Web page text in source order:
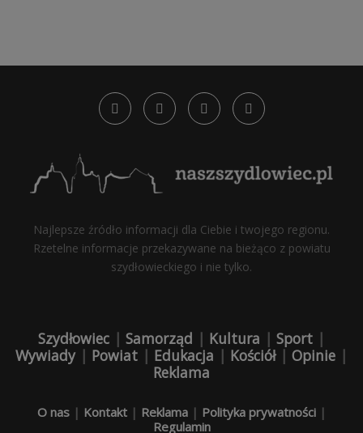
Najlepsze źródło informacji dla Ciebie i twojego regionu.
Rzetelne informacje przekazywane na bieżąco z powiatu
szydłowieckiego i nie tylko.
Szydłowiec | Samorząd | Kultura | Sport |
Wywiady| Powiat | Edukacja | Kościół| Opinie |
Reklama
O nas| Kontakt| Reklama| Polityka prywatności|
Regulamin